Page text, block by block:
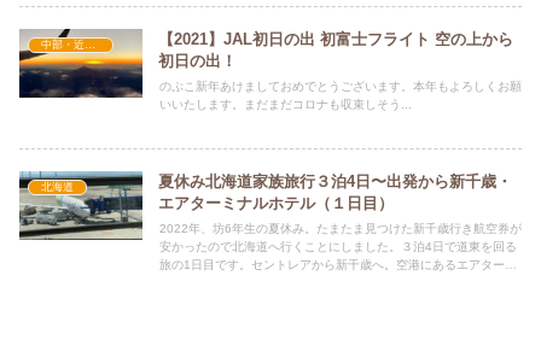
【2021】JAL初日の出 初富士フライト 空の上から
初日の出！
のぷこ新年あけましておめでとうございます。本年もよろしくお願
いいたします。まだまだコロナも収束しそう...
北海道
夏休み北海道家族旅行３泊4日〜出発から新千歳・
エアターミナルホテル（１日目）
2022年、坊6年生の夏休み。たまたま見つけた新千歳行き航空券が
安かったので北海道へ行くことにしました。３泊4日で道東を回る
旅の1日目です。セントレアから新千歳へ。空港にあるエアターミ